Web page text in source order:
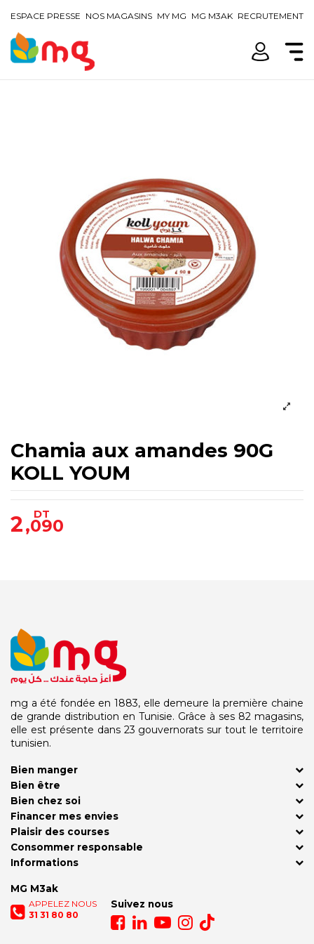
ESPACE PRESSE NOS MAGASINS MY MG MG M3AK RECRUTEMENT
Chamia aux amandes 90G
KOLL YOUM
2,090
DT
mg a été fondée en 1883, elle demeure la première chaine
de grande distribution en Tunisie. Grâce à ses 82 magasins,
elle est présente dans 23 gouvernorats sur tout le territoire
tunisien.
Bien manger
Bien être
Bien chez soi
Financer mes envies
Plaisir des courses
MG M3ak
APPELEZ NOUS
31 31 80 80
Suivez nous
Consommer responsable
Informations